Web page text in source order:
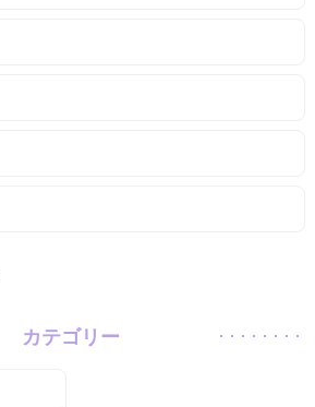
カテゴリー